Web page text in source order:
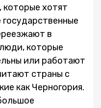
которые хотят
в
которые
или работают
страны с
как Черногория.